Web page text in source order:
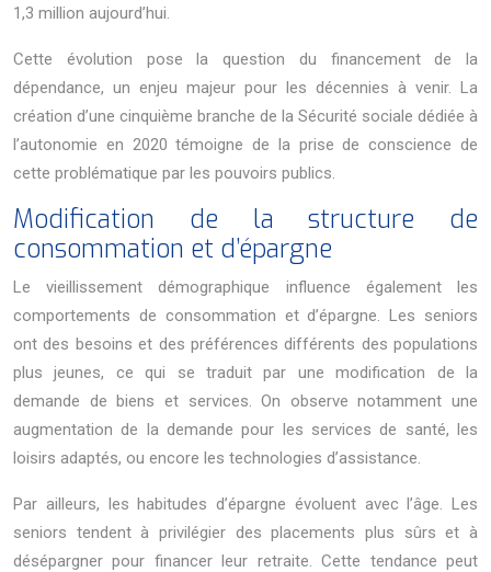
1,3 million aujourd’hui.
Cette évolution pose la question du financement de la
dépendance, un enjeu majeur pour les décennies à venir. La
création d’une cinquième branche de la Sécurité sociale dédiée à
l’autonomie en 2020 témoigne de la prise de conscience de
cette problématique par les pouvoirs publics.
Modification de la structure de
consommation et d’épargne
Le vieillissement démographique influence également les
comportements de consommation et d’épargne. Les seniors
ont des besoins et des préférences différents des populations
plus jeunes, ce qui se traduit par une modification de la
demande de biens et services. On observe notamment une
augmentation de la demande pour les services de santé, les
loisirs adaptés, ou encore les technologies d’assistance.
Par ailleurs, les habitudes d’épargne évoluent avec l’âge. Les
seniors tendent à privilégier des placements plus sûrs et à
désépargner pour financer leur retraite. Cette tendance peut